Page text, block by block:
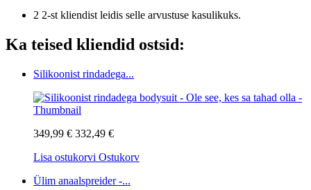
2 2-st kliendist leidis selle arvustuse kasulikuks.
Ka teised kliendid ostsid:
Silikoonist rindadega...
349,99 € 332,49 €
Lisa ostukorvi Ostukorv
Ülim anaalspreider -...